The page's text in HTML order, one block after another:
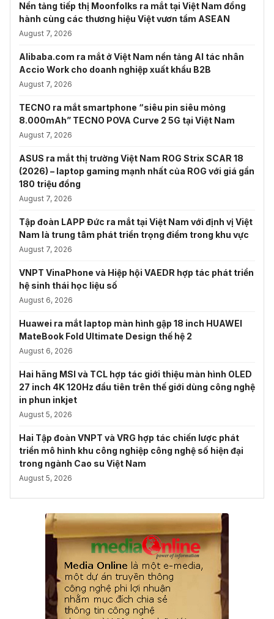
Nền tảng tiếp thị Moonfolks ra mắt tại Việt Nam đồng
hành cùng các thương hiệu Việt vươn tầm ASEAN
August 7, 2026
Alibaba.com ra mắt ở Việt Nam nền tảng AI tác nhân
Accio Work cho doanh nghiệp xuất khẩu B2B
August 7, 2026
TECNO ra mắt smartphone “siêu pin siêu mỏng
8.000mAh” TECNO POVA Curve 2 5G tại Việt Nam
August 7, 2026
ASUS ra mắt thị trường Việt Nam ROG Strix SCAR 18
(2026) – laptop gaming mạnh nhất của ROG với giá gần
180 triệu đồng
August 7, 2026
Tập đoàn LAPP Đức ra mắt tại Việt Nam với định vị Việt
Nam là trung tâm phát triển trọng điểm trong khu vực
August 7, 2026
VNPT VinaPhone và Hiệp hội VAEDR hợp tác phát triển
hệ sinh thái học liệu số
August 6, 2026
Huawei ra mắt laptop màn hình gập 18 inch HUAWEI
MateBook Fold Ultimate Design thế hệ 2
August 6, 2026
Hai hãng MSI và TCL hợp tác giới thiệu màn hình OLED
27 inch 4K 120Hz đầu tiên trên thế giới dùng công nghệ
in phun inkjet
August 5, 2026
Hai Tập đoàn VNPT và VRG hợp tác chiến lược phát
triển mô hình khu công nghiệp công nghệ số hiện đại
trong ngành Cao su Việt Nam
August 5, 2026